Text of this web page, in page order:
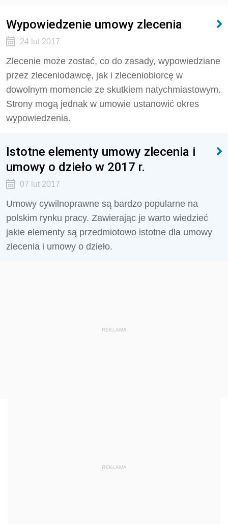
Wypowiedzenie umowy zlecenia
24 lut 2017
Zlecenie może zostać, co do zasady, wypowiedziane
przez zleceniodawcę, jak i zleceniobiorcę w
dowolnym momencie ze skutkiem natychmiastowym.
Strony mogą jednak w umowie ustanowić okres
wypowiedzenia.
Istotne elementy umowy zlecenia i
umowy o dzieło w 2017 r.
07 lut 2017
Umowy cywilnoprawne są bardzo popularne na
polskim rynku pracy. Zawierając je warto wiedzieć
jakie elementy są przedmiotowo istotne dla umowy
zlecenia i umowy o dzieło.
REKLAMA
REKLAMA